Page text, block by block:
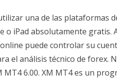
una de las plataformas
o iPad absolutamente gratis.
puede controlar su
el análisis técnico de forex.
MT4 6.00. XM MT4 es un